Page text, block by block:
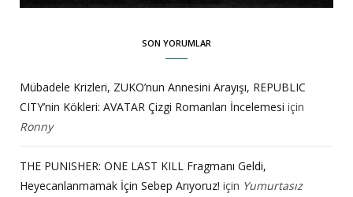
SON YORUMLAR
Mübadele Krizleri, ZUKO’nun Annesini Arayışı, REPUBLIC
CITY’nin Kökleri: AVATAR Çizgi Romanları İncelemesi için
Ronny
THE PUNISHER: ONE LAST KILL Fragmanı Geldi,
Heyecanlanmamak İçin Sebep Arıyoruz! için Yumurtasız